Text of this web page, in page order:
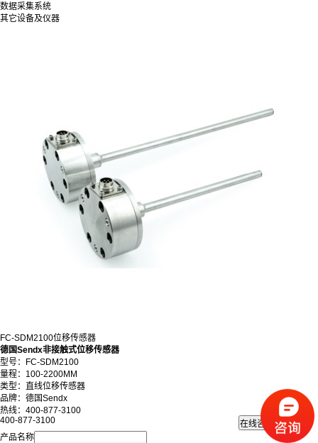
数据采集系统
其它设备及仪器
FC-SDM2100位移传感器
德国Sendx非接触式位移传感器
型号：FC-SDM2100
量程：100-2200MM
类型：直线位移传感器
品牌：德国Sendx
热线：400-877-3100
400-877-3100
产品名称